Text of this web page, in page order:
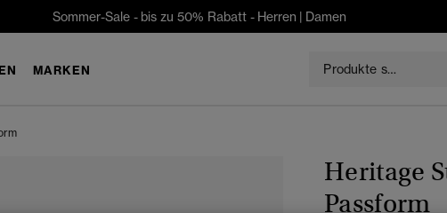
Sommer-Sale - bis zu 50% Rabatt - Herren | Damen
MARKEN
Heritage
Passform